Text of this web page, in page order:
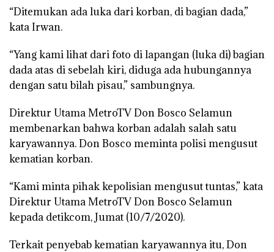
“Ditemukan ada luka dari korban, di bagian dada,”
kata Irwan.
“Yang kami lihat dari foto di lapangan (luka di) bagian
dada atas di sebelah kiri, diduga ada hubungannya
dengan satu bilah pisau,” sambungnya.
Direktur Utama MetroTV Don Bosco Selamun
membenarkan bahwa korban adalah salah satu
karyawannya. Don Bosco meminta polisi mengusut
kematian korban.
“Kami minta pihak kepolisian mengusut tuntas,” kata
Direktur Utama MetroTV Don Bosco Selamun
kepada detikcom, Jumat (10/7/2020).
Terkait penyebab kematian karyawannya itu, Don